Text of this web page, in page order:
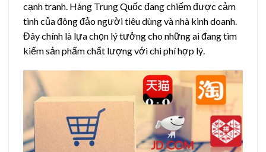
cạnh tranh. Hàng Trung Quốc đang chiếm được cảm
tình của đông đảo người tiêu dùng và nhà kinh doanh.
Đây chính là lựa chọn lý tưởng cho những ai đang tìm
kiếm sản phẩm chất lượng với chi phí hợp lý.